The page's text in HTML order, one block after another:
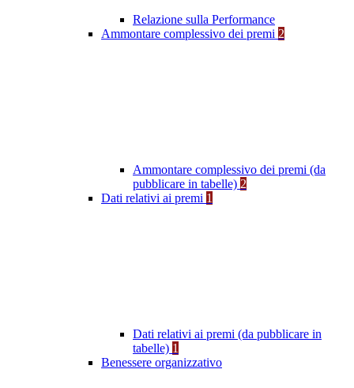
Relazione sulla Performance
Ammontare complessivo dei premi 2
Ammontare complessivo dei premi (da
pubblicare in tabelle) 2
Dati relativi ai premi 1
Dati relativi ai premi (da pubblicare in
tabelle) 1
Benessere organizzativo